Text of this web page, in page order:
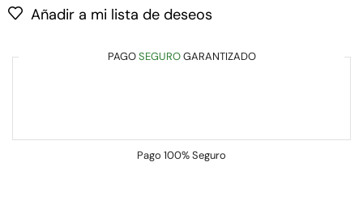
Añadir a mi lista de deseos
PAGOSEGUROGARANTIZADO
Pago 100% Seguro